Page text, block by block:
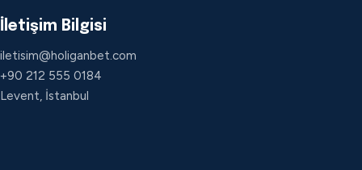
İletişim Bilgisi
iletisim@holiganbet.com
+90 212 555 0184
Levent, İstanbul